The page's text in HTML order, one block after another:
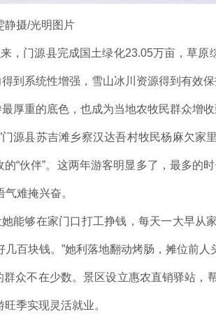
静摄/光明图片
，门源县完成国土绿化23.05万亩，草原
到系统性增强，雪山冰川资源得到有效保
厚重的底色，也成为当地农牧民群众增收
源县苏吉滩乡察汉达吾村牧民杨麻欠家
“伙伴”。这两年游客明显多了，最多的
难掩兴奋。
能够在家门口打工挣钱，每天一大早从
百块钱。”她利落地翻动烤肠，摊位前人
众不在少数。景区设立惠农直销驿站，
季实现灵活就业。